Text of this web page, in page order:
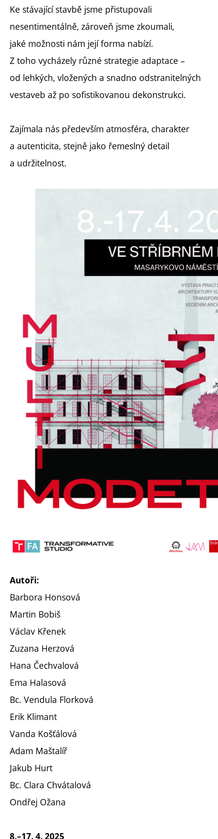
Ke stávající stavbě jsme přistupovali
nesentimentálně, zároveň jsme zkoumali,
jaké možnosti nám její forma nabízí.
Z toho vycházely různé strategie adaptace –
od lehkých, vložených a snadno odstranitelných
vestaveb až po sofistikovanou dekonstrukci.
Zajímala nás především atmosféra, charakter
a autenticita, stejně jako řemeslný detail
a udržitelnost.
Autoři:
Barbora Honsová
Martin Bobiš
Václav Křenek
Zuzana Herzová
Hana Čechvalová
Ema Halasová
Bc. Vendula Florková
Erik Klimant
Vanda Košťálová
Adam Maštalíř
Jakub Hurt
Bc. Clara Chvátalová
Ondřej Ožana
8.–17. 4. 2025